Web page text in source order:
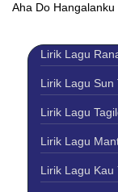
Aha Do Hangalanku
Lirik Lagu
Lirik Lagu Sun
Lirik Lagu
Lirik Lagu
Lirik Lagu Kau